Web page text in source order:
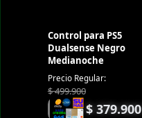
Control para PS5
Dualsense Negro
Medianoche
Precio Regular:
$499.900
$ 379.900